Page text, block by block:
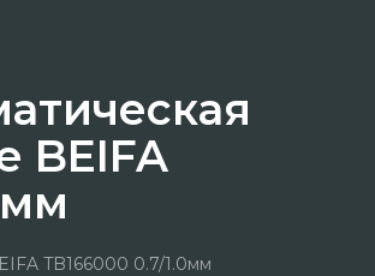
BEIFA
TB166000 0.7/1.0мм